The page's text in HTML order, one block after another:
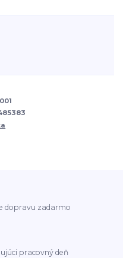
dopravu zadarmo
pracovný deň